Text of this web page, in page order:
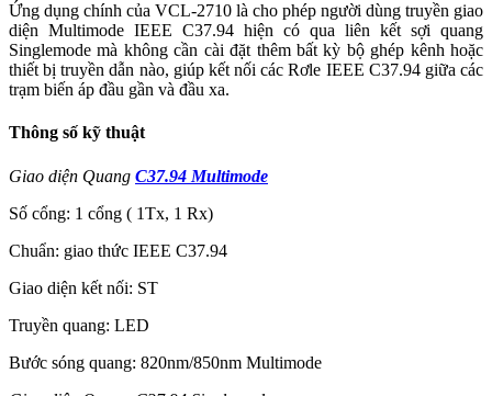
Ứng dụng chính của VCL-2710 là cho phép người dùng truyền giao
diện Multimode IEEE C37.94 hiện có qua liên kết sợi quang
Singlemode mà không cần cài đặt thêm bất kỳ bộ ghép kênh hoặc
thiết bị truyền dẫn nào, giúp kết nối các Rơle IEEE C37.94 giữa các
trạm biến áp đầu gần và đầu xa.
Thông số kỹ thuật
Giao diện Quang C37.94 Multimode
Số cổng: 1 cổng ( 1Tx, 1 Rx)
Chuẩn: giao thức IEEE C37.94
Giao diện kết nối: ST
Truyền quang: LED
Bước sóng quang: 820nm/850nm Multimode